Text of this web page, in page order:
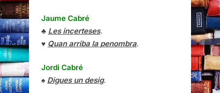
Jaume Cabré
♣ Les incerteses.
♥ Quan arriba la penombra.
Jordi Cabré
♠ Digues un desig.